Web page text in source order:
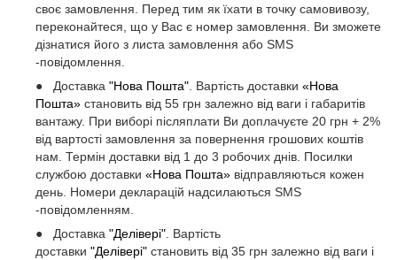
своє замовлення. Перед тим як їхати в точку самовивозу,
переконайтеся, що у Вас є номер замовлення. Ви зможете
дізнатися його з листа замовлення або SMS
-повідомлення.
● Доставка "Нова Пошта" . Вартість доставки «Нова
Пошта» становить від 55 грн залежно від ваги і габаритів
вантажу. При виборі післяплати Ви доплачуєте 20 грн + 2%
від вартості замовлення за повернення грошових коштів
нам. Термін доставки від 1 до 3 робочих днів. Посилки
службою доставки «Нова Пошта» відправляються кожен
день. Номери декларацій надсилаються SMS
-повідомленням.
● Доставка "Делівері" . Вартість
доставки "Делівері" становить від 35 грн залежно від ваги і